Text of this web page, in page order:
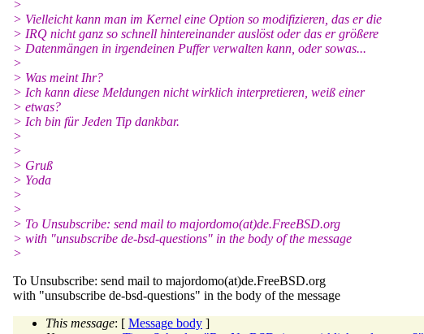
>
> Vielleicht kann man im Kernel eine Option so modifizieren, das er die
> IRQ nicht ganz so schnell hintereinander auslöst oder das er größere
> Datenmängen in irgendeinen Puffer verwalten kann, oder sowas...
>
> Was meint Ihr?
> Ich kann diese Meldungen nicht wirklich interpretieren, weiß einer
> etwas?
> Ich bin für Jeden Tip dankbar.
>
>
> Gruß
> Yoda
>
>
> To Unsubscribe: send mail to majordomo(at)de.FreeBSD.org
> with "unsubscribe de-bsd-questions" in the body of the message
>
To Unsubscribe: send mail to majordomo(at)de.FreeBSD.org
with "unsubscribe de-bsd-questions" in the body of the message
This message: [ Message body ]